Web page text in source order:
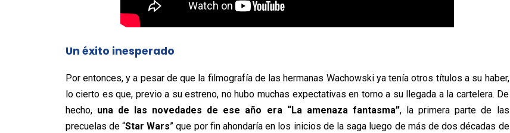
Un éxito inesperado
Por entonces, y a pesar de que la filmografía de las hermanas Wachowski ya tenía otros títulos a su haber,
lo cierto es que, previo a su estreno, no hubo muchas expectativas en torno a su llegada a la cartelera. De
hecho, una de las novedades de ese año era “La amenaza fantasma”, la primera parte de las
precuelas de “Star Wars” que por fin ahondaría en los inicios de la saga luego de más de dos décadas de